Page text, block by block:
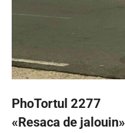
PhoTortul 2277
«Resaca de jalouin»